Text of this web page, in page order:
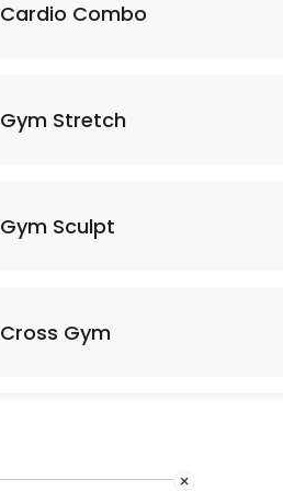
Cardio Combo
Gym Stretch
Gym Sculpt
Cross Gym
×